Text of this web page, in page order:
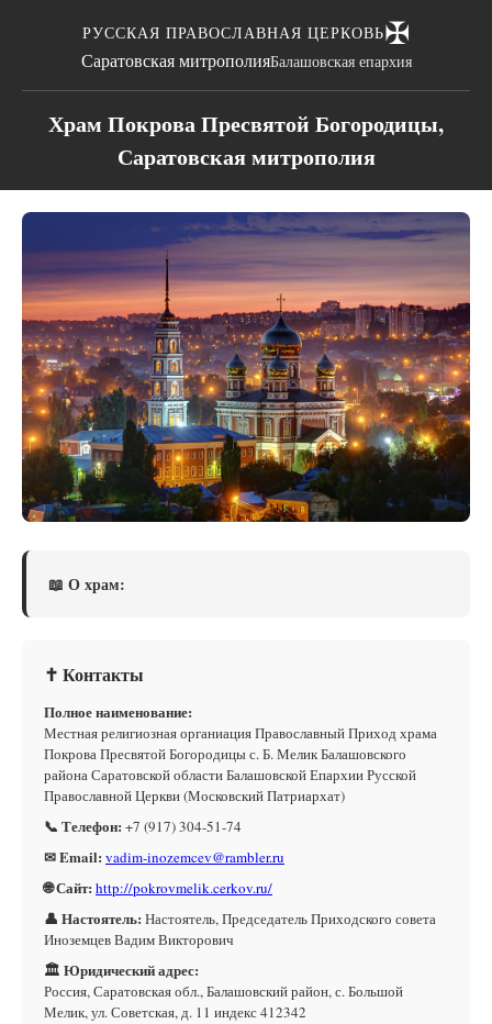
РУССКАЯ ПРАВОСЛАВНАЯ ЦЕРКОВЬ✠
Саратовская митрополияБалашовская епархия
Храм Покрова Пресвятой Богородицы,
Саратовская митрополия
📖 О храм:
✝ Контакты
Полное наименование:
Местная религиозная органиация Православный Приход храма
Покрова Пресвятой Богородицы с. Б. Мелик Балашовского
района Саратовской области Балашовской Епархии Русской
Православной Церкви (Московский Патриархат)
📞 Телефон: +7 (917) 304-51-74
✉ Email: vadim-inozemcev@rambler.ru
🌐 Сайт: http://pokrovmelik.cerkov.ru/
👤 Настоятель: Настоятель, Председатель Приходского совета
Иноземцев Вадим Викторович
🏛 Юридический адрес:
Россия, Саратовская обл., Балашовский район, с. Большой
Мелик, ул. Советская, д. 11 индекс 412342